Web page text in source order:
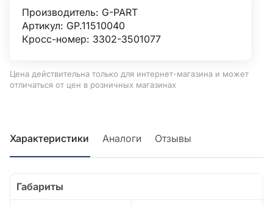
Производитель: G-PART
Артикул: GP.11510040
Кросс-номер: 3302-3501077
Цена действительна только для интернет-магазина и может
отличаться от цен в розничных магазинах
Характеристики Аналоги Отзывы
Габариты